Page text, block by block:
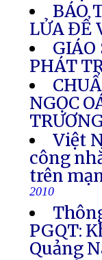
BÁO
LỬA ĐỂ
GIÁO
PHÁT
NGỌC
Việt
công
trên
2010
PGQT:
Quảng